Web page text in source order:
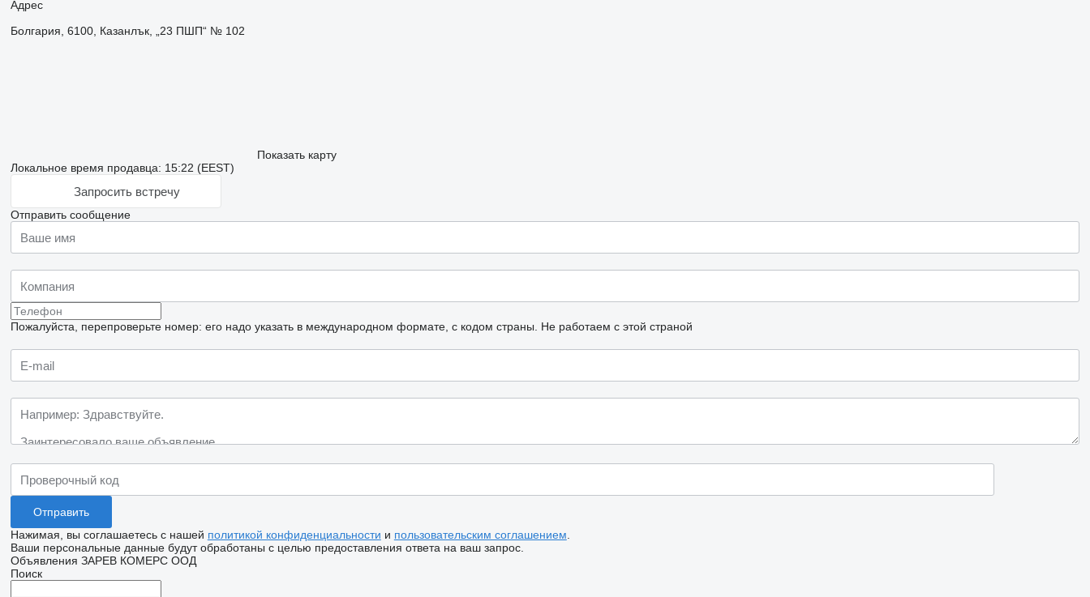
Адрес
Болгария, 6100, Казанлък, „23 ПШП“ № 102
Показать карту
Локальное время продавца: 15:22 (EEST)
Запросить встречу
Отправить сообщение
Пожалуйста, перепроверьте номер: его надо указать в международном формате, с кодом страны. Не работаем с этой страной
Нажимая, вы соглашаетесь с нашей политикой конфиденциальности и пользовательским соглашением
Ваши персональные данные будут обработаны с целью предоставления ответа на ваш запрос.
Объявления ЗАРЕВ КОМЕРС ООД
Поиск